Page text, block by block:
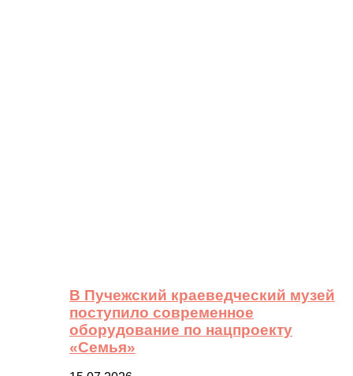
В Пучежский краеведческий музей
поступило современное
оборудование по нацпроекту
«Семья»